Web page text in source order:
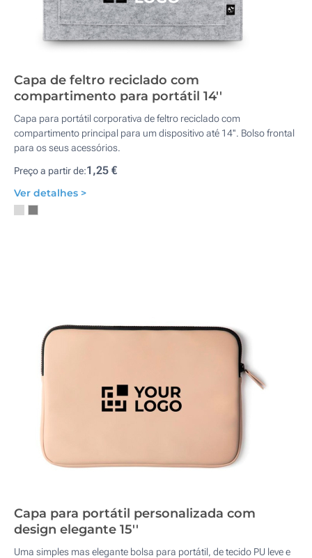
Capa de feltro reciclado com
compartimento para portátil 14''
Capa para portátil corporativa de feltro reciclado com
compartimento principal para um dispositivo até 14''. Bolso frontal
para os seus acessórios.
Preço a partir de:1,25 €
Ver detalhes >
Capa para portátil personalizada com
design elegante 15''
Uma simples mas elegante bolsa para portátil, de tecido PU leve e